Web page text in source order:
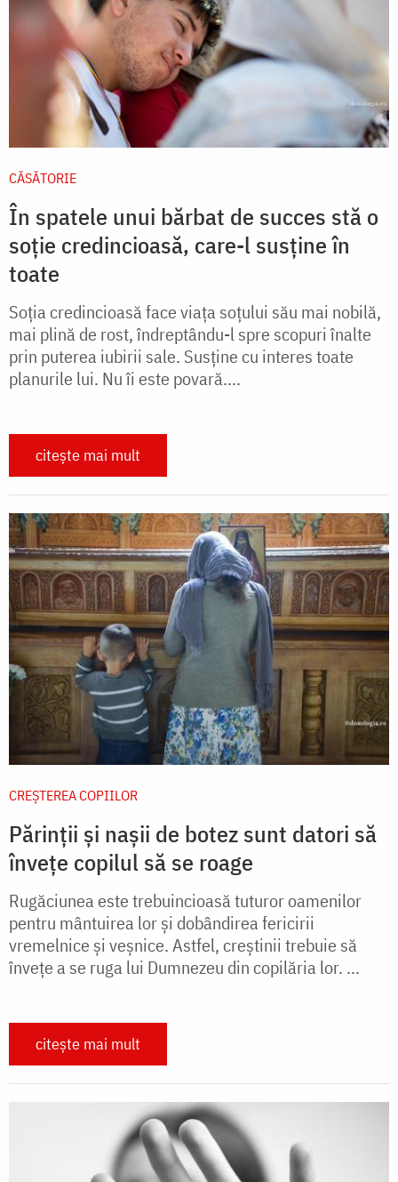
CĂSĂTORIE
În spatele unui bărbat de succes stă o
soție credincioasă, care-l susține în
toate
Soţia credincioasă face viaţa soţului său mai no­bilă,
mai plină de rost, îndreptându-l spre scopuri înalte
prin puterea iubirii sale. Susţine cu interes toate
planurile lui. Nu îi este povară....
citește mai mult
CREŞTEREA COPIILOR
Părinții și nașii de botez sunt datori să
învețe copilul să se roage
Rugăciunea este trebuincioasă tuturor oamenilor
pentru mântuirea lor şi dobândirea fericirii
vremelnice şi veşnice. Astfel, creştinii trebuie să
înveţe a se ruga lui Dumnezeu din copilăria lor. ...
citește mai mult